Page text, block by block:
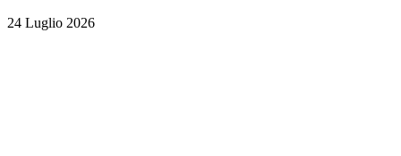
24 Luglio 2026